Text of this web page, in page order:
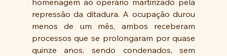
homenagem ao operário martirizado pela
repressão da ditadura. A ocupação durou
menos de um mês, ambos receberam
processos que se prolongaram por quase
quinze anos, sendo condenados, sem